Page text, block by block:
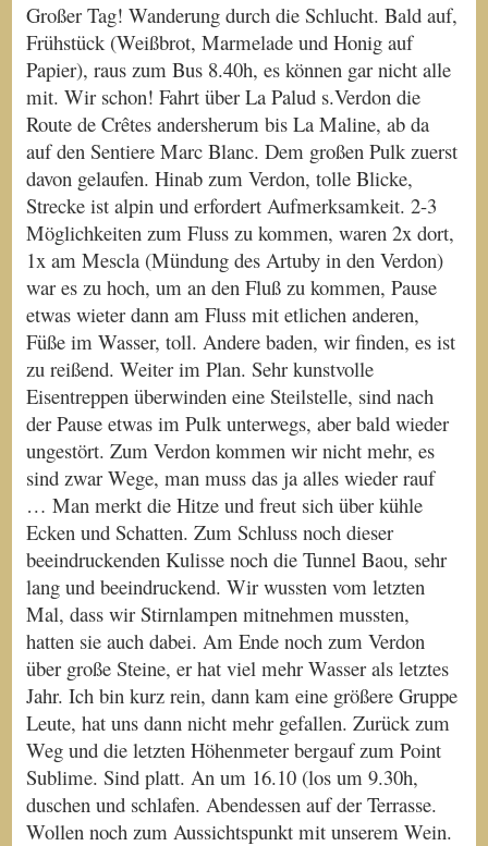
Großer Tag! Wanderung durch die Schlucht. Bald auf,
Frühstück (Weißbrot, Marmelade und Honig auf
Papier), raus zum Bus 8.40h, es können gar nicht alle
mit. Wir schon! Fahrt über La Palud s.Verdon die
Route de Crêtes andersherum bis La Maline, ab da
auf den Sentiere Marc Blanc. Dem großen Pulk zuerst
davon gelaufen. Hinab zum Verdon, tolle Blicke,
Strecke ist alpin und erfordert Aufmerksamkeit. 2-3
Möglichkeiten zum Fluss zu kommen, waren 2x dort,
1x am Mescla (Mündung des Artuby in den Verdon)
war es zu hoch, um an den Fluß zu kommen, Pause
etwas wieter dann am Fluss mit etlichen anderen,
Füße im Wasser, toll. Andere baden, wir finden, es ist
zu reißend. Weiter im Plan. Sehr kunstvolle
Eisentreppen überwinden eine Steilstelle, sind nach
der Pause etwas im Pulk unterwegs, aber bald wieder
ungestört. Zum Verdon kommen wir nicht mehr, es
sind zwar Wege, man muss das ja alles wieder rauf
… Man merkt die Hitze und freut sich über kühle
Ecken und Schatten. Zum Schluss noch dieser
beeindruckenden Kulisse noch die Tunnel Baou, sehr
lang und beeindruckend. Wir wussten vom letzten
Mal, dass wir Stirnlampen mitnehmen mussten,
hatten sie auch dabei. Am Ende noch zum Verdon
über große Steine, er hat viel mehr Wasser als letztes
Jahr. Ich bin kurz rein, dann kam eine größere Gruppe
Leute, hat uns dann nicht mehr gefallen. Zurück zum
Weg und die letzten Höhenmeter bergauf zum Point
Sublime. Sind platt. An um 16.10 (los um 9.30h,
duschen und schlafen. Abendessen auf der Terrasse.
Wollen noch zum Aussichtspunkt mit unserem Wein.